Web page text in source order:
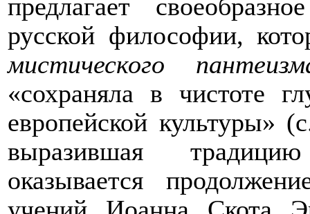
предлагает
русской философии,
мистического
«сохраняла в чистоте
европейской культуры»
выразившая
оказывается